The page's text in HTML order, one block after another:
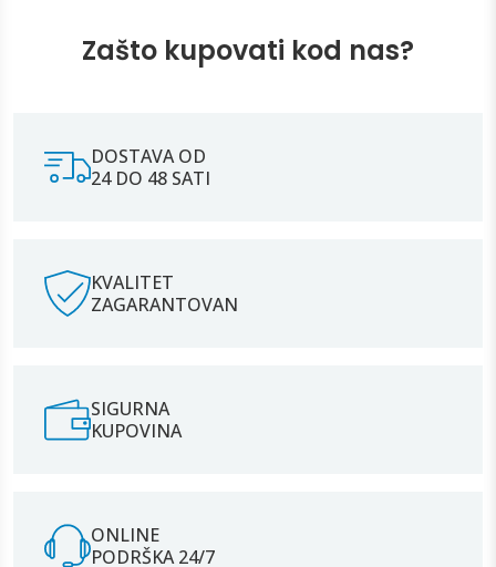
Zašto kupovati kod nas?
DOSTAVA OD
24 DO 48 SATI
KVALITET
ZAGARANTOVAN
SIGURNA
KUPOVINA
ONLINE
PODRŠKA 24/7